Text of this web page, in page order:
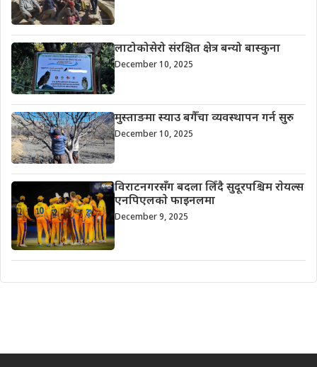
लाटोकोसेरो संरक्षित क्षेत्र बन्यो बास्कुना
December 10, 2025
मुस्ताङमा स्याउ बगैँचा व्यवस्थापन गर्न सुरु
December 10, 2025
विराटनगरसँग बदला लिँदै सुदूरपश्चिम राेयल्स
एनपिएलकाे फाइनलमा
December 9, 2025